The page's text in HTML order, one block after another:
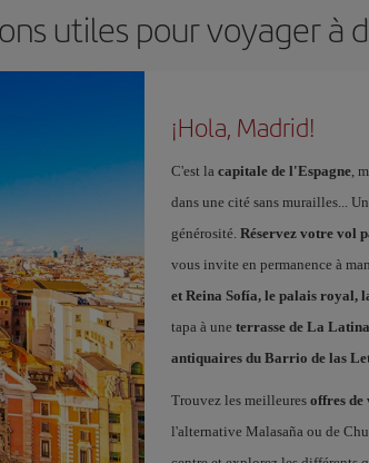
utiles pour voyager à
¡Hola, Madrid!
C'est la capitale de l'Espagne,
dans une cité sans murailles...
générosité. Réservez votre vol
vous invite en permanence à
et Reina Sofía, le palais royal,
tapa à une terrasse de La Latina
antiquaires du Barrio de las
Trouvez les meilleures offres de
l'alternative Malasaña ou de